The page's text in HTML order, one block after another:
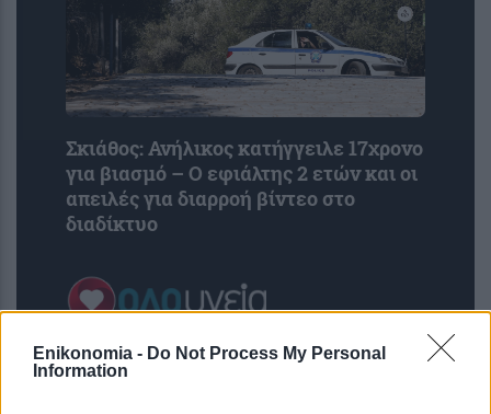
Enikonomia - Do Not Process My Personal
Information
Σκιάθος: Ανήλικος κατήγγειλε 17χρονο
για βιασμό – Ο εφιάλτης 2 ετών και οι
απειλές για διαρροή βίντεο στο
διαδίκτυο